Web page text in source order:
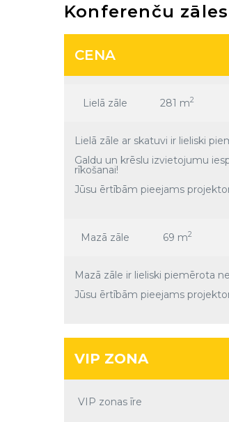
Konferenču zāles
ZĀLE
PLATĪBA
IZKĀRTOJUMS UN
CENA
Lielā zāle 281 m2
Lielā zāle ar skatuvi ir lieliski
Galdu un krēslu izvietojumu
rīkošanai!
Jūsu ērtībām pieejams
Mazā zāle 69 m2
Mazā zāle ir lieliski piemērota
Jūsu ērtībām pieejams
VIP ZONA
VIP zonas īre